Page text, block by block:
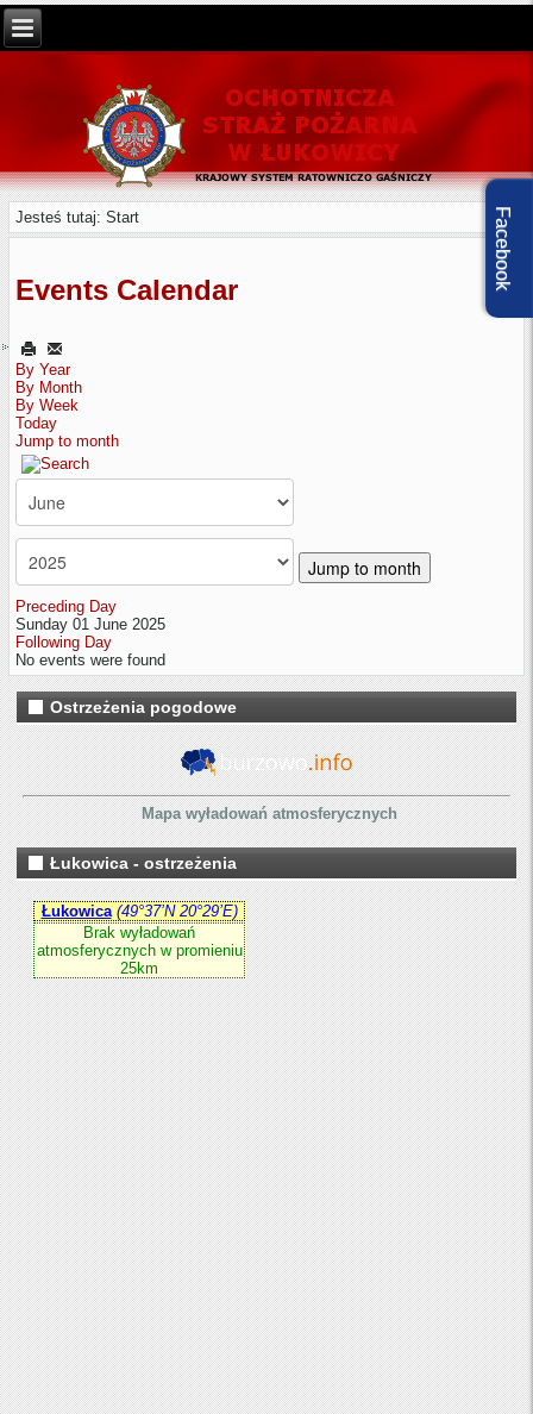
Jesteś tutaj:Start
Events Calendar
By Year
By Month
By Week
Today
Jump to month
Jump to month
Preceding Day
Sunday 01 June 2025
Following Day
No events were found
Ostrzeżenia pogodowe
Mapa wyładowań atmosferycznych
Łukowica - ostrzeżenia
Facebook